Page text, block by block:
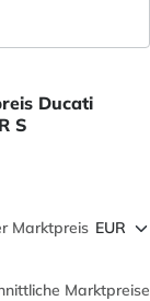
Ducati
S
Marktpreis
Marktpreise